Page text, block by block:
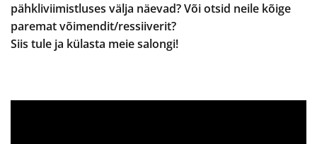
pähkliviimistluses välja näevad? Või otsid neile kõige
paremat võimendit/ressiiverit?
Siis tule ja külasta meie salongi!